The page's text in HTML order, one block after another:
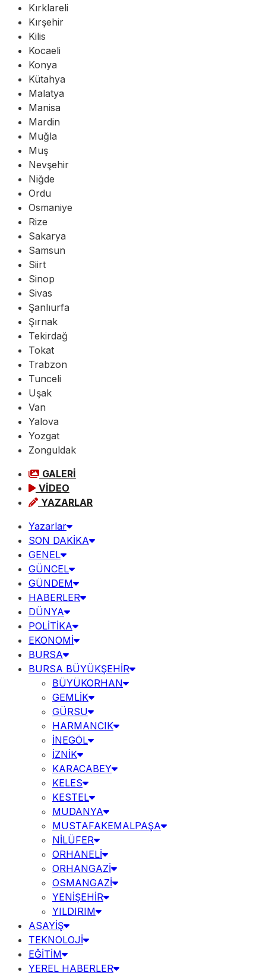
Kırklareli
Kırşehir
Kilis
Kocaeli
Konya
Kütahya
Malatya
Manisa
Mardin
Muğla
Muş
Nevşehir
Niğde
Ordu
Osmaniye
Rize
Sakarya
Samsun
Siirt
Sinop
Sivas
Şanlıurfa
Şırnak
Tekirdağ
Tokat
Trabzon
Tunceli
Uşak
Van
Yalova
Yozgat
Zonguldak
GALERİ
VİDEO
YAZARLAR
Yazarlar
SON DAKİKA
GENEL
GÜNCEL
GÜNDEM
HABERLER
DÜNYA
POLİTİKA
EKONOMİ
BURSA
BURSA BÜYÜKŞEHİR
BÜYÜKORHAN
GEMLİK
GÜRSU
HARMANCIK
İNEGÖL
İZNİK
KARACABEY
KELES
KESTEL
MUDANYA
MUSTAFAKEMALPAŞA
NİLÜFER
ORHANELİ
ORHANGAZİ
OSMANGAZİ
YENİŞEHİR
YILDIRIM
ASAYİŞ
TEKNOLOJİ
EĞİTİM
YEREL HABERLER